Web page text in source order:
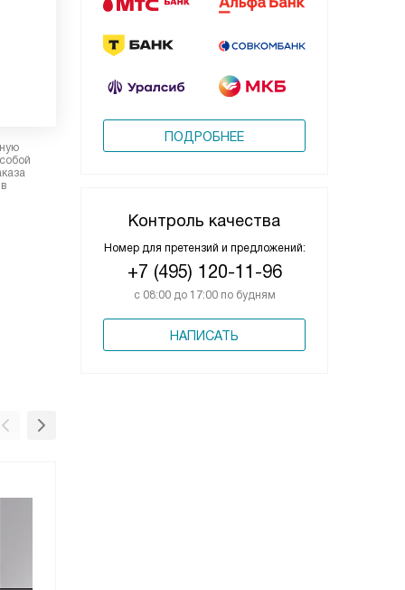
ПОДРОБНЕЕ
Контроль качества
Номер для претензий и предложений:
+7 (495) 120-11-96
с 08:00 до 17:00 по будням
НАПИСАТЬ